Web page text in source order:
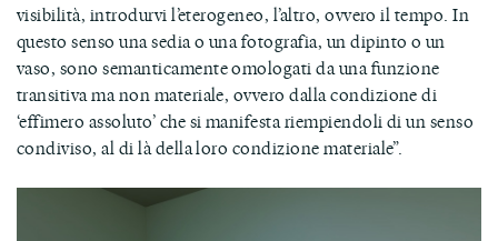
visibilità, introdurvi l’eterogeneo, l’altro, ovvero il tempo. In
questo senso una sedia o una fotografia, un dipinto o un
vaso, sono semanticamente omologati da una funzione
transitiva ma non materiale, ovvero dalla condizione di
‘effimero assoluto’ che si manifesta riempiendoli di un senso
condiviso, al di là della loro condizione materiale”.